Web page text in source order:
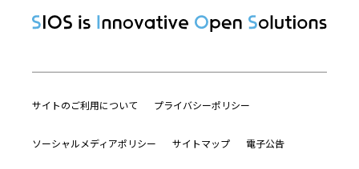
サイトのご利用について プライバシーポリシー
ソーシャルメディアポリシー サイトマップ 電子公告